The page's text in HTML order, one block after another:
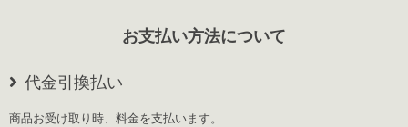
お支払い方法について
代金引換払い
商品お受け取り時、料金を支払います。